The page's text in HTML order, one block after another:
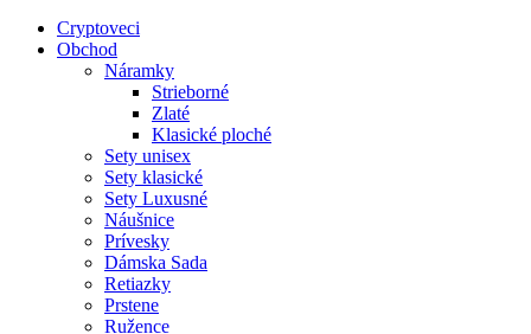
Cryptoveci
Obchod
Náramky
Strieborné
Zlaté
Klasické ploché
Sety unisex
Sety klasické
Sety Luxusné
Náušnice
Prívesky
Dámska Sada
Retiazky
Prstene
Ružence